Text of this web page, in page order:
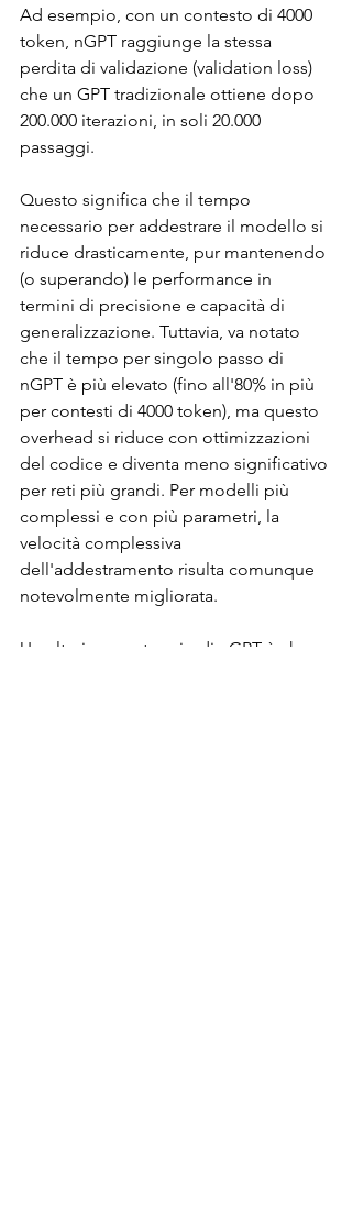
Ad esempio, con un contesto di 4000
token, nGPT raggiunge la stessa
perdita di validazione (validation loss)
che un GPT tradizionale ottiene dopo
200.000 iterazioni, in soli 20.000
passaggi.
Questo significa che il tempo
necessario per addestrare il modello si
riduce drasticamente, pur mantenendo
(o superando) le performance in
termini di precisione e capacità di
generalizzazione. Tuttavia, va notato
che il tempo per singolo passo di
nGPT è più elevato (fino all'80% in più
per contesti di 4000 token), ma questo
overhead si riduce con ottimizzazioni
del codice e diventa meno significativo
per reti più grandi. Per modelli più
complessi e con più parametri, la
velocità complessiva
dell'addestramento risulta comunque
notevolmente migliorata.
Un ulteriore vantaggio di nGPT è che,